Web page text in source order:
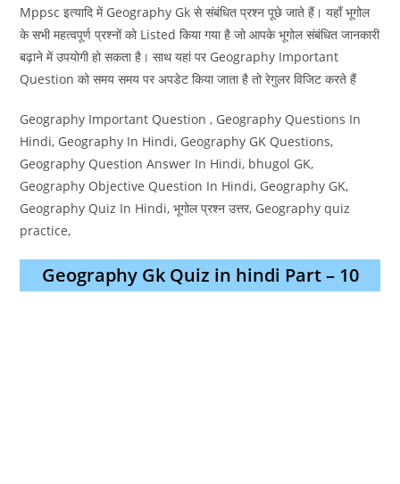
Mppsc इत्यादि में Geography Gk से संबंधित प्रश्न पूछे जाते हैं। यहाँ भूगोल
के सभी महत्वपूर्ण प्रश्नों को Listed किया गया है जो आपके भूगोल संबंधित जानकारी
बढ़ाने में उपयोगी हो सकता है। साथ यहां पर Geography Important
Question को समय समय पर अपडेट किया जाता है तो रेगुलर विजिट करते हैं
Geography Important Question , Geography Questions In
Hindi, Geography In Hindi, Geography GK Questions,
Geography Question Answer In Hindi, bhugol GK,
Geography Objective Question In Hindi, Geography GK,
Geography Quiz In Hindi, भूगोल प्रश्न उत्तर, Geography quiz
practice,
Geography Gk Quiz in hindi Part – 10